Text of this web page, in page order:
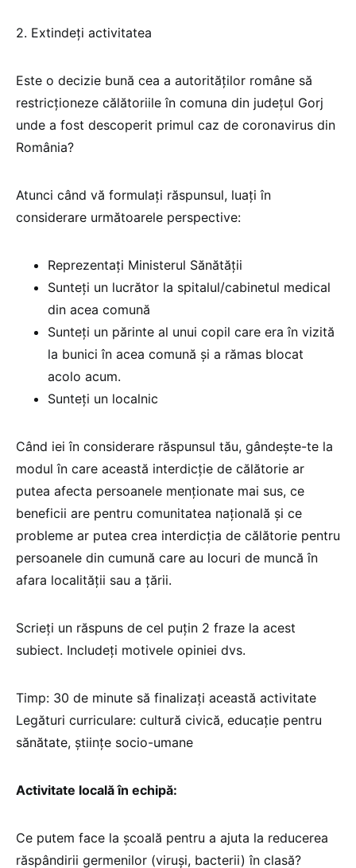
2. Extindeți activitatea
Este o decizie bună cea a autorităților române să
restricționeze călătoriile în comuna din județul Gorj
unde a fost descoperit primul caz de coronavirus din
România?
Atunci când vă formulați răspunsul, luați în
considerare următoarele perspective:
Reprezentați Ministerul Sănătății
Sunteți un lucrător la spitalul/cabinetul medical
din acea comună
Sunteți un părinte al unui copil care era în vizită
la bunici în acea comună și a rămas blocat
acolo acum.
Sunteți un localnic
Când iei în considerare răspunsul tău, gândește-te la
modul în care această interdicție de călătorie ar
putea afecta persoanele menționate mai sus, ce
beneficii are pentru comunitatea națională și ce
probleme ar putea crea interdicția de călătorie pentru
persoanele din cumună care au locuri de muncă în
afara localității sau a țării.
Scrieți un răspuns de cel puțin 2 fraze la acest
subiect. Includeți motivele opiniei dvs.
Timp: 30 de minute să finalizați această activitate
Legături curriculare: cultură civică, educație pentru
sănătate, științe socio-umane
Activitate locală în echipă:
Ce putem face la școală pentru a ajuta la reducerea
răspândirii germenilor (viruși, bacterii) în clasă?